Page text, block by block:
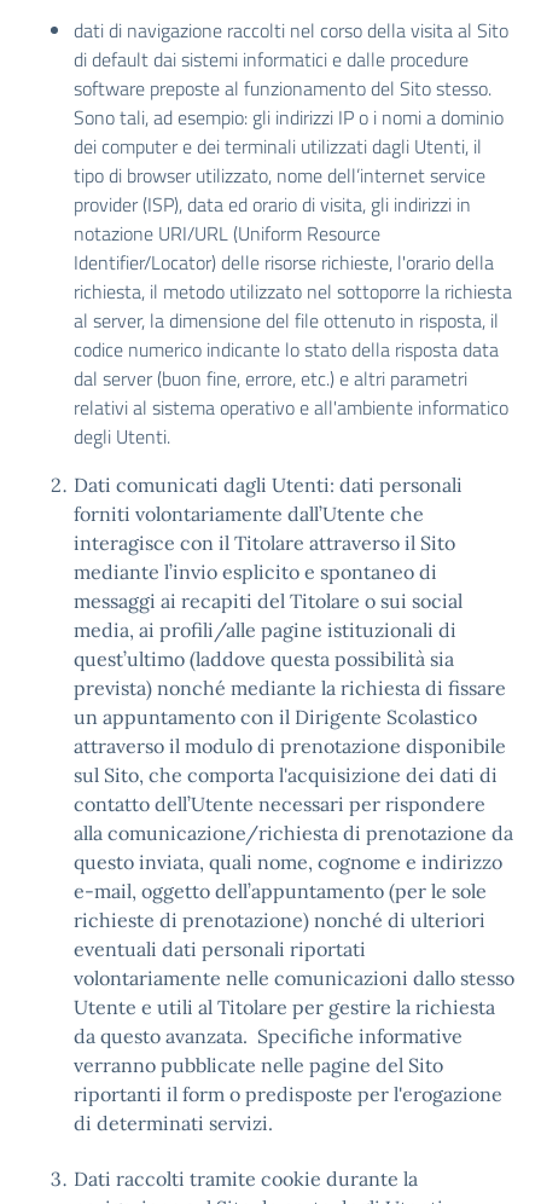
dati di navigazione raccolti nel corso della visita al Sito
di default dai sistemi informatici e dalle procedure
software preposte al funzionamento del Sito stesso.
Sono tali, ad esempio: gli indirizzi IP o i nomi a dominio
dei computer e dei terminali utilizzati dagli Utenti, il
tipo di browser utilizzato, nome dell’internet service
provider (ISP), data ed orario di visita, gli indirizzi in
notazione URI/URL (Uniform Resource
Identifier/Locator) delle risorse richieste, l'orario della
richiesta, il metodo utilizzato nel sottoporre la richiesta
al server, la dimensione del file ottenuto in risposta, il
codice numerico indicante lo stato della risposta data
dal server (buon fine, errore, etc.) e altri parametri
relativi al sistema operativo e all'ambiente informatico
degli Utenti.
Dati comunicati dagli Utenti: dati personali
forniti volontariamente dall’Utente che
interagisce con il Titolare attraverso il Sito
mediante l’invio esplicito e spontaneo di
messaggi ai recapiti del Titolare o sui social
media, ai profili/alle pagine istituzionali di
quest’ultimo (laddove questa possibilità sia
prevista) nonché mediante la richiesta di fissare
un appuntamento con il Dirigente Scolastico
attraverso il modulo di prenotazione disponibile
sul Sito, che comporta l'acquisizione dei dati di
contatto dell’Utente necessari per rispondere
alla comunicazione/richiesta di prenotazione da
questo inviata, quali nome, cognome e indirizzo
e-mail, oggetto dell’appuntamento (per le sole
richieste di prenotazione) nonché di ulteriori
eventuali dati personali riportati
volontariamente nelle comunicazioni dallo stesso
Utente e utili al Titolare per gestire la richiesta
da questo avanzata. Specifiche informative
verranno pubblicate nelle pagine del Sito
riportanti il form o predisposte per l'erogazione
di determinati servizi.
Dati raccolti tramite cookie durante la